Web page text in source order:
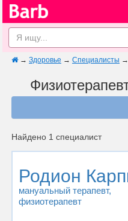
→ Здоровье → Специалисты →
Найдено 1 специалист
Родион
мануальный терапевт,
физиотерапевт